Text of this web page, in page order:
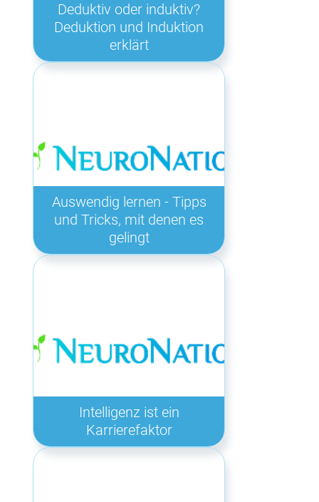
Deduktiv oder induktiv?
Deduktion und Induktion
erklärt
Auswendig lernen - Tipps
und Tricks, mit denen es
gelingt
Intelligenz ist ein
Karrierefaktor